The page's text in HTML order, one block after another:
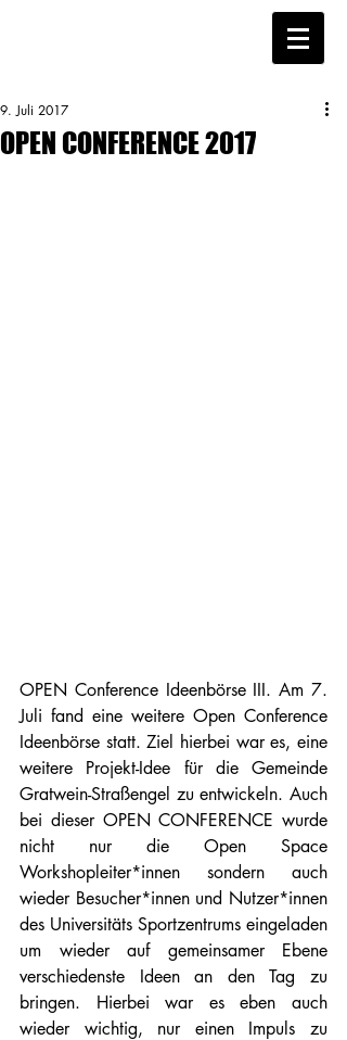
OPEN CONFERENCE 2017
9. Juli 2017
OPEN Conference Ideenbörse III. Am 7.
Juli fand eine weitere Open Conference
Ideenbörse statt. Ziel hierbei war es, eine
weitere Projekt-Idee für die Gemeinde
Gratwein-Straßengel zu entwickeln. Auch
bei dieser OPEN CONFERENCE wurde
nicht nur die Open Space
Workshopleiter*innen sondern auch
wieder Besucher*innen und Nutzer*innen
des Universitäts Sportzentrums eingeladen
um wieder auf gemeinsamer Ebene
verschiedenste Ideen an den Tag zu
bringen. Hierbei war es eben auch
wieder wichtig, nur einen Impuls zu